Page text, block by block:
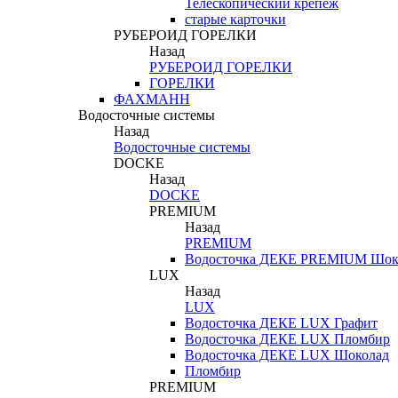
старые карточки
РУБЕРОИД ГОРЕЛКИ
Назад
РУБЕРОИД ГОРЕЛКИ
ГОРЕЛКИ
ФАХМАНН
Водосточные системы
Назад
Водосточные системы
DOCKE
Назад
DOCKE
PREMIUM
Назад
PREMIUM
Водосточка ДЕКЕ PREMIUM
LUX
Назад
LUX
Водосточка ДЕКЕ LUX Графит
Водосточка ДЕКЕ LUX Пломбир
Водосточка ДЕКЕ LUX Шоколад
Пломбир
PREMIUM